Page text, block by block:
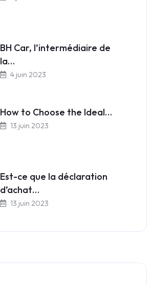
BH Car, l’intermédiaire de
la…
4 juin 2023
How to Choose the Ideal…
13 juin 2023
Est-ce que la déclaration
d’achat…
13 juin 2023